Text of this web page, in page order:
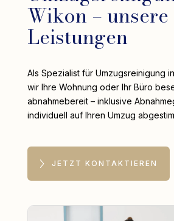
Wikon – unsere
Leistungen
Als Spezialist für Umzugsreinigung
wir Ihre Wohnung oder Ihr Büro
abnahmebereit – inklusive
individuell auf Ihren Umzug
JETZT KONTAKTIEREN